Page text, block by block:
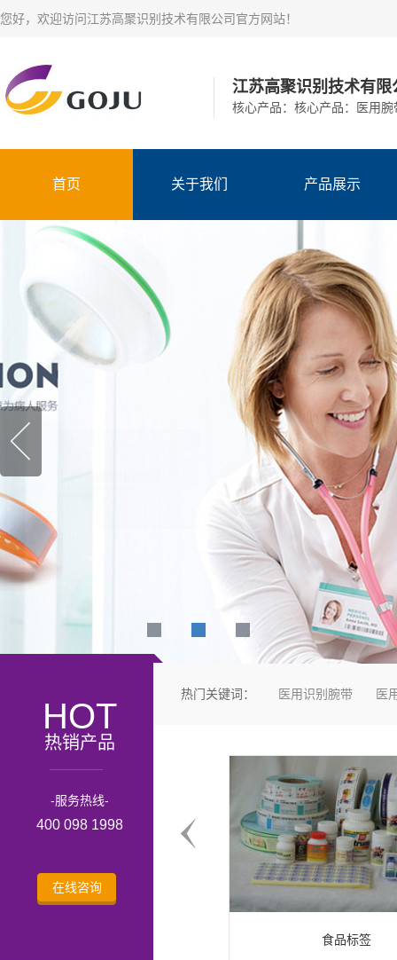
您好，欢迎访问江苏高聚识别技术有限公司官方网站！​
江苏高聚识别技术有限
核心产品：核心产品：医用
首页 关于我们 产品展示
HOT
热销产品
-服务热线-
400 098 1998
在线咨询
热门关键词： 医用识别腕带 医
芯片标签